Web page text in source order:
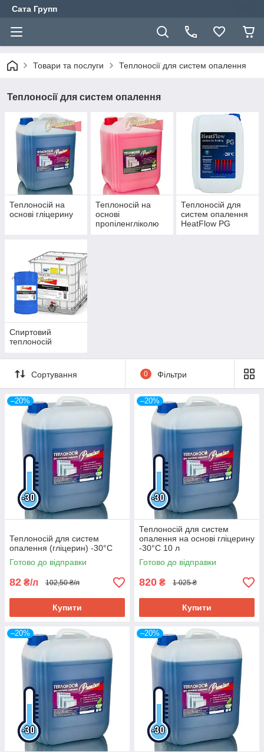
Сата Групп
Товари та послуги Теплоносії для систем опалення
Теплоносії для систем опалення
Теплоносій на
основі гліцерину
Теплоносій на
основі
пропіленгліколю
Теплоносій для
систем опалення
HeatFlow PG
Спиртовий
теплоносій
Сортування 0 Фільтри
–20%
Теплоносій для систем
опалення (гліцерин) -30°C
Готово до відправки
82 ₴/л 102,50 ₴/л
Купити
–20%
Теплоносій для систем
опалення на основі гліцерину
-30°C 10 л
Готово до відправки
820 ₴ 1 025 ₴
Купити
–20% –20%